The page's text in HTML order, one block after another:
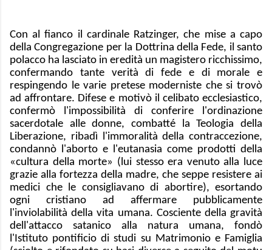
Con al fianco il cardinale Ratzinger, che mise a capo
della Congregazione per la Dottrina della Fede, il santo
polacco ha lasciato in eredità un magistero ricchissimo,
confermando tante verità di fede e di morale e
respingendo le varie pretese moderniste che si trovò
ad affrontare. Difese e motivò il celibato ecclesiastico,
confermò l'impossibilità di conferire l'ordinazione
sacerdotale alle donne, combatté la Teologia della
Liberazione, ribadì l'immoralità della contraccezione,
condannò l'aborto e l'eutanasia come prodotti della
«cultura della morte» (lui stesso era venuto alla luce
grazie alla fortezza della madre, che seppe resistere ai
medici che le consigliavano di abortire), esortando
ogni cristiano ad affermare pubblicamente
l'inviolabilità della vita umana. Cosciente della gravità
dell'attacco satanico alla natura umana, fondò
l'Istituto pontificio di studi su Matrimonio e Famiglia